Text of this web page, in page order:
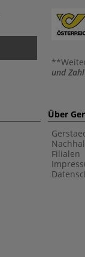
und
Über
Filialen